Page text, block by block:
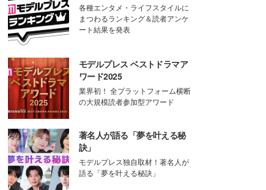
各種エンタメ・ライフスタイルに
まつわるランキング＆読者アンケ
ート結果を発表
モデルプレス ベストドラマア
ワード2025
業界初！ 全プラットフォーム横断
の大規模読者参加型アワード
著名人が語る「夢を叶える秘
訣」
モデルプレス独自取材！著名人が
語る「夢を叶える秘訣」